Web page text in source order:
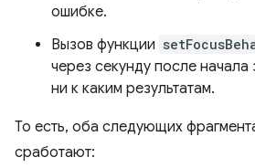
ошибке.
Вызов функции
через секунду после начала
ни к каким результатам.
То есть, оба следующих
сработают: